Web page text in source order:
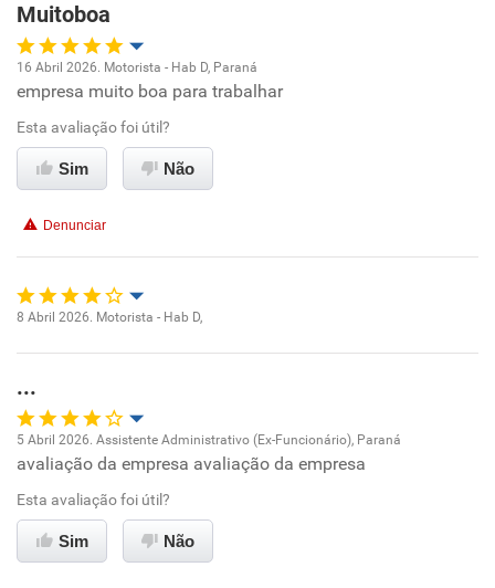
Ambiente de trabalho
Conciliação com a vida familiar
Benefícios
Recomenda esta empresa
Recomenda a diretoria
Muitoboa
Oportunidade de promoção
Ambiente de trabalho
Benefícios
Recomenda esta empresa
16 Abril 2026. Motorista - Hab D, Paraná
empresa muito boa para trabalhar
Esta avaliação foi útil?
Sim Não
Denunciar
Benefícios
Recomenda esta empresa
8 Abril 2026. Motorista - Hab D,
...
Oportunidade de promoção
Ambiente de trabalho
5 Abril 2026. Assistente Administrativo (Ex-Funcionário), Paraná
avaliação da empresa avaliação da empresa
Esta avaliação foi útil?
Sim Não